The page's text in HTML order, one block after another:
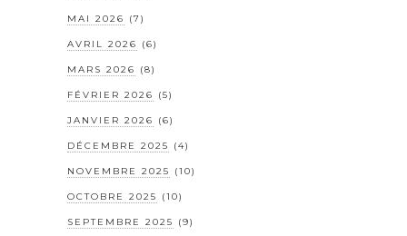
MAI 2026 (7)
AVRIL 2026 (6)
MARS 2026 (8)
FÉVRIER 2026 (5)
JANVIER 2026 (6)
DÉCEMBRE 2025 (4)
NOVEMBRE 2025 (10)
OCTOBRE 2025 (10)
SEPTEMBRE 2025 (9)